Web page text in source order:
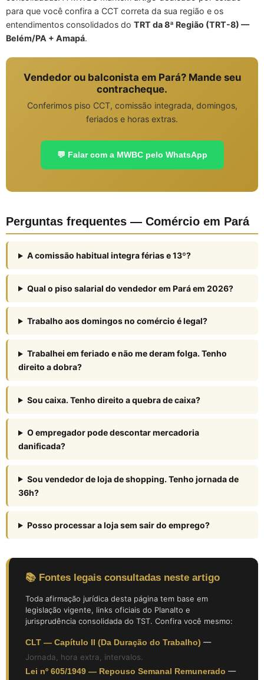
para que você confira a CCT correta da sua região e os
entendimentos consolidados do TRT da 8ª Região (TRT-8) —
Belém/PA + Amapá.
Vendedor ou balconista em Pará? Mande seu
contracheque.
Conferimos piso CCT, comissão integrada, domingos,
feriados e horas extras.
💬 Falar com a MWBC pelo WhatsApp
Perguntas frequentes — Comércio em Pará
A comissão habitual integra férias e 13º?
Qual o piso salarial do vendedor em Pará em 2026?
Trabalho aos domingos no comércio é legal?
Trabalhei em feriado e não me deram folga. Tenho
direito a dobra?
Sou caixa. Tenho direito a quebra de caixa?
O empregador pode descontar mercadoria
danificada?
Sou vendedor de loja de shopping. Tenho jornada de
36h?
Posso processar a loja sem sair do emprego?
📚 Fontes legais consultadas neste artigo
Toda afirmação jurídica desta página tem base em
legislação vigente, links oficiais do Planalto e
jurisprudência consolidada do TST. Confira você mesmo:
CLT — Capítulo II (Da Duração do Trabalho) —
Jornada, hora extra, intervalos.
Lei nº 605/1949 — Repouso Semanal Remunerado —